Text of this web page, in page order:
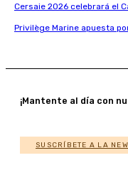
Cersaie 2026 celebrará el
Privilège Marine apuesta
¡Mantente al día con
SUSCRÍBETE A LA